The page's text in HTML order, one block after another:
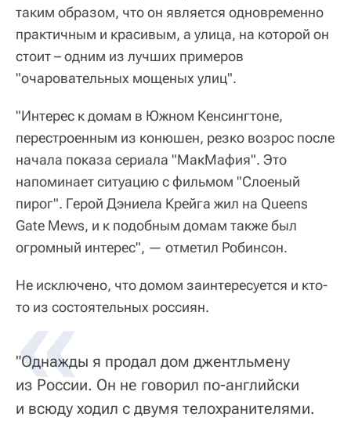
таким образом, что он является одновременно
практичным и красивым, а улица, на которой он
стоит – одним из лучших примеров
"очаровательных мощеных улиц".
​"Интерес к домам в Южном Кенсингтоне,
перестроенным из конюшен, резко возрос после
начала показа сериала "МакМафия". Это
напоминает ситуацию с фильмом "Слоеный
пирог". Герой Дэниела Крейга жил на Queens
Gate Mews, и к подобным домам также был
огромный интерес", — отметил Робинсон.
Не исключено, что домом заинтересуется и кто-
то из состоятельных россиян.
"Однажды я продал дом джентльмену
из России. Он не говорил по-английски
и всюду ходил с двумя телохранителями.